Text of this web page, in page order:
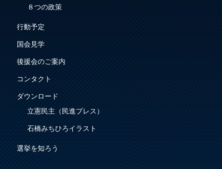
８つの政策
行動予定
国会見学
後援会のご案内
コンタクト
ダウンロード
立憲民主（民進プレス）
石橋みちひろイラスト
選挙を知ろう